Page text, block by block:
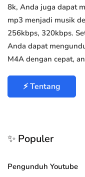
8k, Anda juga dapat
mp3 menjadi musik
256kbps, 320kbps.
Anda dapat
M4A dengan cepat,
⚡ Tentang
✨ Populer
Pengunduh Youtube